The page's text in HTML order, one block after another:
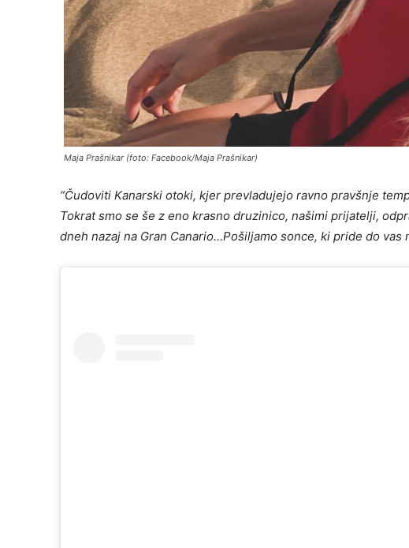
Maja Prašnikar (foto: Facebook/Maja Prašnikar)
“Čudoviti Kanarski otoki, kjer prevladujejo ravno pravšnje
Tokrat smo se še z eno krasno druzinico, našimi prijatelji,
dneh nazaj na Gran Canario…Pošiljamo sonce, ki pride do vas